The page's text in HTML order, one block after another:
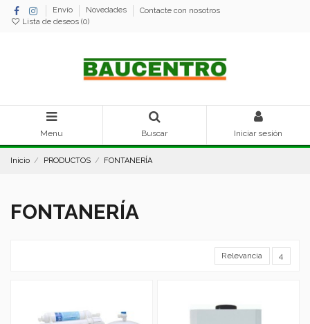
Envío Novedades
Contacte con nosotros
Lista de deseos (0)
Menu Buscar Iniciar sesión
Inicio PRODUCTOS FONTANERÍA
FONTANERÍA
Relevancia 4